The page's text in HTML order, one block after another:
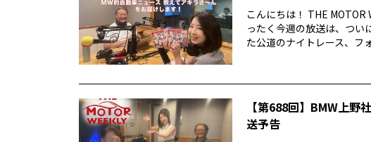
こんにちは！ THE MOTOR
ったく今週の放送は、つい
た公道のナイトレース、フ
【第688回】BMW上野
送予告